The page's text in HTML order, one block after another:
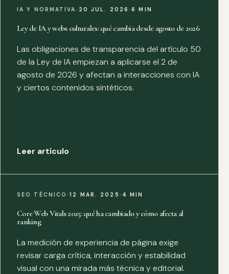
IA Y NORMATIVA · 20 JUL. 2026·6 MIN
Ley de IA y webs culturales: qué cambia desde agosto de 2026
Las obligaciones de transparencia del artículo 50
de la Ley de IA empiezan a aplicarse el 2 de
agosto de 2026 y afectan a interacciones con IA
y ciertos contenidos sintéticos.
Leer artículo
SEO TÉCNICO·12 MAR. 2025 · 4 MIN
Core Web Vitals 2025: qué ha cambiado y cómo afecta al
ranking
La medición de experiencia de página exige
revisar carga crítica, interacción y estabilidad
visual con una mirada más técnica y editorial.